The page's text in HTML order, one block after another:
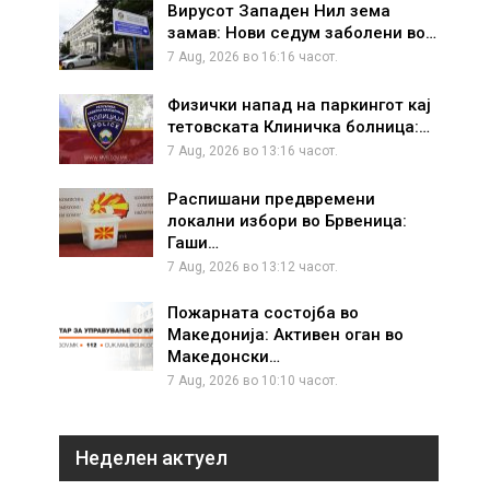
Вирусот Западен Нил зема
замав: Нови седум заболени во…
7 Aug, 2026 во 16:16 часот.
Физички напад на паркингот кај
тетовската Клиничка болница:…
7 Aug, 2026 во 13:16 часот.
Распишани предвремени
локални избори во Брвеница:
Гаши…
7 Aug, 2026 во 13:12 часот.
Пожарната состојба во
Македонија: Активен оган во
Македонски…
7 Aug, 2026 во 10:10 часот.
Неделен актуел